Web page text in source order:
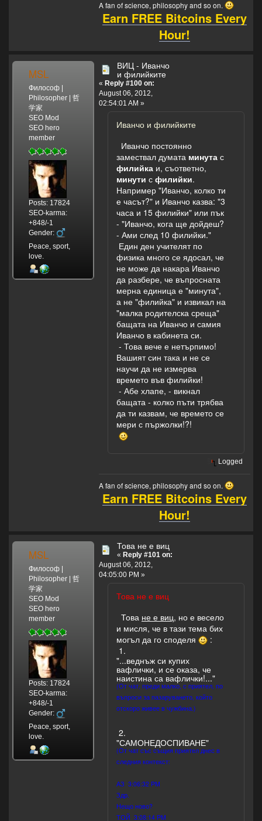
A fan of science, philosophy and so on.
Earn FREE Bitcoins Every
Hour!
MSL
Философ |
Philosopher | 哲
学家
SEO Mod
SEO hero
member
Posts: 17824
SEO-karma:
+848/-1
Gender:
Peace, sport,
love.
ВИЦ - Иванчо
и филийките
« Reply #100 on:
August 06, 2012,
02:54:01 AM »
Иванчо и филийките
Иванчо постоянно
замествал думата минута с
филийка и, съответно,
минути с филийки.
Например "Иванчо, колко ти
е часът?" и Иванчо казва: "3
часа и 15 филийки" или пък
- "Иванчо, кога ще дойдеш?
- Ами след 10 филийки."
Един ден учителят по
физика много се ядосал, че
не може да накара Иванчо
да разбере, че въпросната
мерна единица е "минута",
а не "филийка" и извикал на
"малка родителска среща"
бащата на Иванчо и самия
Иванчо в кабинета си.
- Това вече е нетърпимо!
Вашият син така и не се
научи да не измерва
времето във филийки!
- Абе хлапе, - викнал
бащата - колко пъти трябва
да ти казвам, че времето се
мери с пържолки!?!
Logged
A fan of science, philosophy and so on.
Earn FREE Bitcoins Every
Hour!
MSL
Философ |
Philosopher | 哲
学家
SEO Mod
SEO hero
member
Posts: 17824
SEO-karma:
+848/-1
Gender:
Peace, sport,
love.
Това не е виц
« Reply #101 on:
August 06, 2012,
04:05:00 PM »
Това не е виц
Това не е виц, но е весело
и мисля, че в тази тема бих
могъл да го споделя
:
1.
"...веднъж си купих
вафлички, и се оказа, че
наистина са вафлички!..."
(От чат, преди малко, с приятел, по
въпроси за пазаруването, който
отскоро живее в чужбина.)
2.
"САМОНЕДОСПИВАНЕ"
(От чат със същия приятел днес в
следния контекст:
АЗ 3:06:32 PM
Здр.
Нещо ново?
ТОЙ 3:08:14 PM